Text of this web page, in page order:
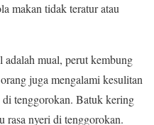
makan tidak teratur atau
mual, perut kembung
juga mengalami kesulitan
di tenggorokan. Batuk kering
rasa nyeri di tenggorokan.